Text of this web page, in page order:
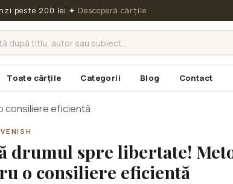
peste 200 lei ✦ Descoperă cărțile
Toate cărțile Categorii Blog Contact
consiliere eficientă
drumul spre libertate!
o consiliere eficientă